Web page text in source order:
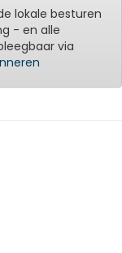
lokale besturen
- en alle
via